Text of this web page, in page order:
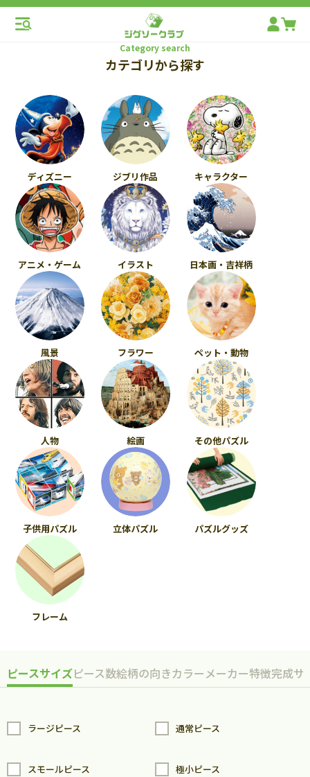
Category search
カテゴリから探す
ディズニー ジブリ作品 キャラクター
アニメ・ゲーム イラスト 日本画・吉祥柄
風景 フラワー ペット・動物
人物 絵画 その他パズル
子供用パズル 立体パズル パズルグッズ
フレーム
ピースサイズピース数絵柄の向きカラーメーカー特徴完成サ
ラージピース 通常ピース
スモールピース 極小ピース